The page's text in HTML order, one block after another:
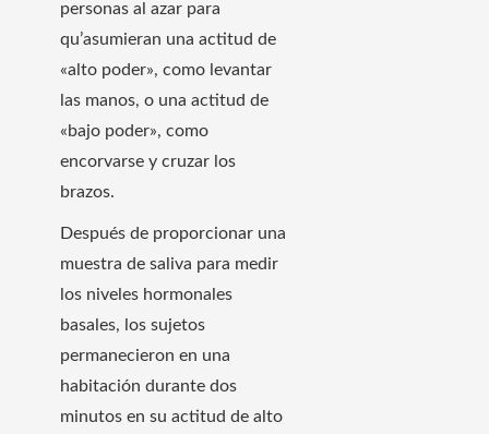
personas al azar para
qu’asumieran una actitud de
«alto poder», como levantar
las manos, o una actitud de
«bajo poder», como
encorvarse y cruzar los
brazos.
Después de proporcionar una
muestra de saliva para medir
los niveles hormonales
basales, los sujetos
permanecieron en una
habitación durante dos
minutos en su actitud de alto